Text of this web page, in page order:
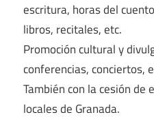
escritura, horas del
libros, recitales, etc.
Promoción cultural y
conferencias, conciertos,
También con la cesión de
locales de Granada.